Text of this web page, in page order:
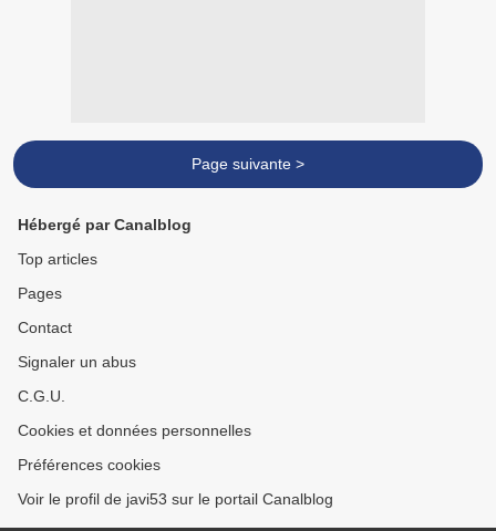
Page suivante >
Hébergé par Canalblog
Top articles
Pages
Contact
Signaler un abus
C.G.U.
Cookies et données personnelles
Préférences cookies
Voir le profil de javi53 sur le portail Canalblog